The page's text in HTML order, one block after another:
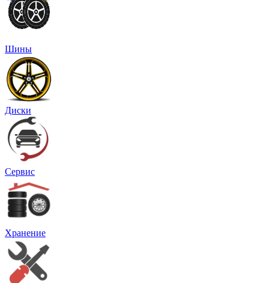
Шины
Диски
Сервис
Хранение